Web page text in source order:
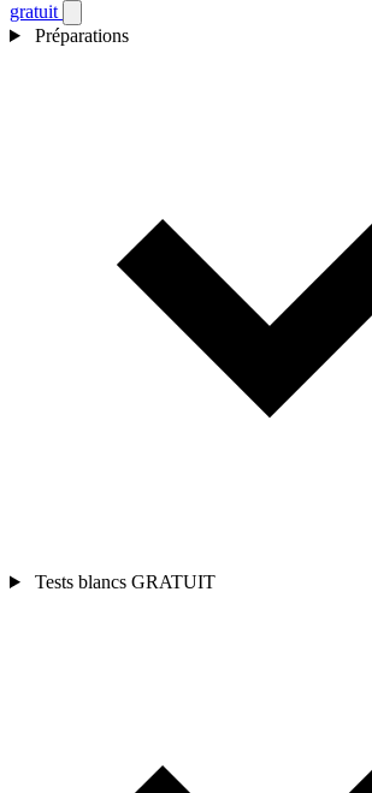
gratuit
Préparations
Tests blancs GRATUIT